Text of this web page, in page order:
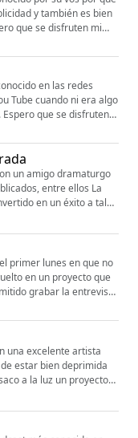
y también es bien
que se disfruten mi
su showroom en la
a...
en las redes
Tube cuando ni era algo
que se disfruten
hoy su Dulce
Roosevel...
un amigo dramaturgo
entre ellos La
en un éxito a tal
serie para la televisión
creativo y de
ideas y conceptos
disfruten mi
conversación con Luis Daniel Estrada. P...
primer lunes en que no
en un proyecto que
grabar la entrevista
a mi equipo de
tomaban un tiempo
el podca...
una excelente artista
estar bien deprimida
a la luz un proyecto
y me alegra
que es Happixs y las
Olmo. Si quieres